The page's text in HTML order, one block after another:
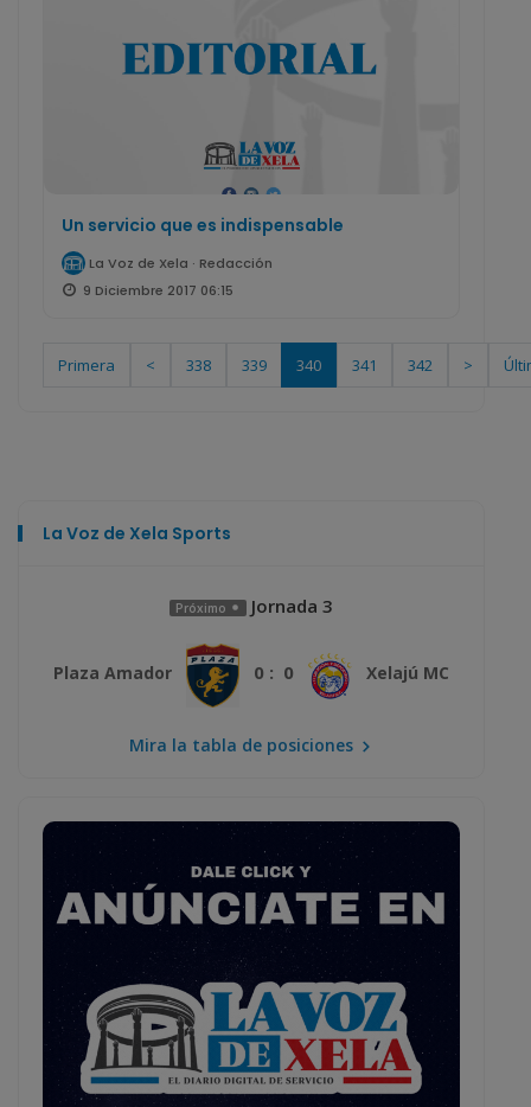
Un servicio que es indispensable
La Voz de Xela · Redacción
9 Diciembre 2017 06:15
Primera < 338 339 340 341 342 >
La Voz de Xela Sports
Próximo Jornada 3
Plaza Amador 0 : 0 Xelajú MC
Mira la tabla de posiciones